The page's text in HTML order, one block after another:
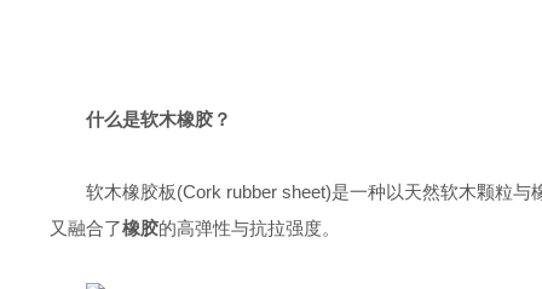
什么是软木橡胶？
软木橡胶板(Cork rubber sheet)是一种以天然软木颗粒与
又融合了橡胶的高弹性与抗拉强度。